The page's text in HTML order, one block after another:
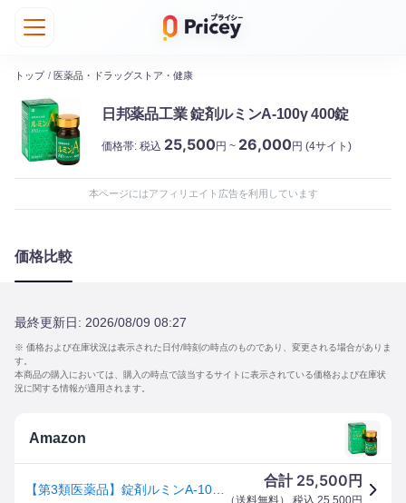
トップ / 医薬品・ドラッグストア・健康
日邦薬品工業 錠剤ルミンA-100γ 400錠
価格帯: 税込 25,500円 ~ 26,000円 (4サイト)
本ページにはアフィリエイト広告を利用しています
価格比較
最終更新日: 2026/08/09 08:27
※ 価格および在庫状況は表示された日付/時刻の時点のものであり、変更される場合がありま
す。
本商品の購入においては、購入の時点で該当するサイトに表示されている価格および在庫状
況に関する情報が適用されます。
Amazon
合計 25,500 円
（送料無料） 税込 25,500円